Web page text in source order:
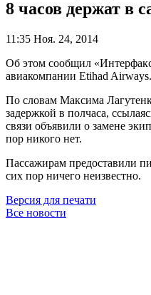
8 часов держат в
11:35 Ноя. 24, 2014
Об этом сообщил
авиакомпании Etihad Airways.
По словам Максима
задержкой в полчаса,
связи объявили о замене
пор никого нет.
Пассажирам предоставили
сих пор ничего неизвестно.
Версия для печати
Все новости